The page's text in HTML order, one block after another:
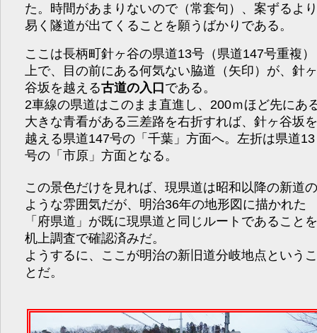
た。時間があまりないので（常套句）、案ずるよ
易く隧道が出てくることを願うばかりである。
ここは長柄町針ヶ谷の県道13号（県道147号重複）
上で、目の前にある何気ない脇道（矢印）が、針
谷坂を越える古道の入口である。
2車線の県道はこのまま直進し、200ｍほど先にあ
大きな青看がある三差路を右折すれば、針ヶ谷坂
越える県道147号の「千葉」方面へ。左折は県道13
号の「市原」方面となる。
この景色だけを見れば、現県道は昭和以降の新道
ような雰囲気だが、明治36年の地形図に描かれた
「府県道」が既に現県道と同じルートであること
机上調査で確認済みだ。
ようするに、ここが明治の新旧道分岐地点という
とだ。